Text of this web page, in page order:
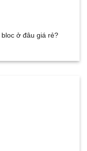
ở đâu giá rẻ?